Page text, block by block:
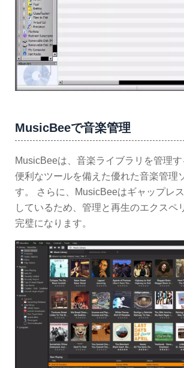
MusicBeeで音楽管理
MusicBeeは、音楽ライブラリを管理
便利なツールを備えた優れた音楽管理
す。 さらに、MusicBeeはギャップレ
しているため、管理と再生のエクスペ
完璧になります。